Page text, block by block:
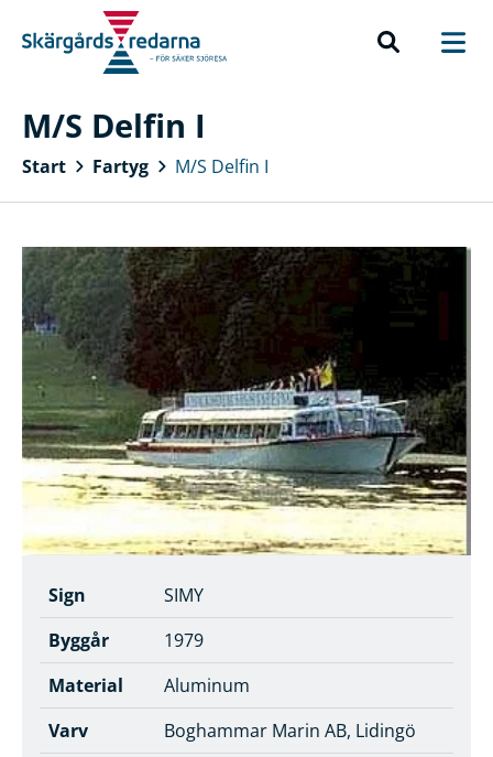
M/S Delfin I
Start Fartyg M/S Delfin I
Sign
SIMY
Byggår
1979
Material
Aluminum
Varv
Boghammar Marin AB, Lidingö